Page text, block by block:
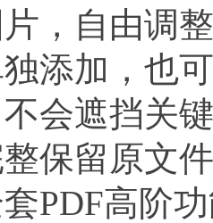
，自由调
添加，也
会遮挡关
保留原文
PDF高阶